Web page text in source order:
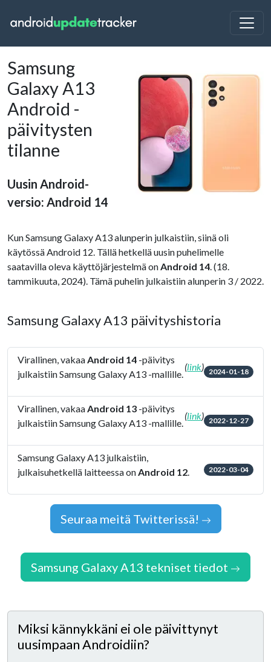
Samsung
Galaxy A13
Android -
päivitysten
tilanne
Uusin Android-
versio: Android 14
Kun Samsung Galaxy A13 alunperin julkaistiin, siinä oli
käytössä Android 12. Tällä hetkellä uusin puhelimelle
saatavilla oleva käyttöjärjestelmä onAndroid 14. (18.
tammikuuta, 2024). Tämä puhelin julkaistiin alunperin 3 / 2022.
Samsung Galaxy A13 päivityshistoria
Virallinen, vakaaAndroid 14 -päivitys
julkaistiin Samsung Galaxy A13 -mallille.
(link) 2024-01-18
Virallinen, vakaaAndroid 13 -päivitys
julkaistiin Samsung Galaxy A13 -mallille.
(link) 2022-12-27
Samsung Galaxy A13 julkaistiin,
julkaisuhetkellä laitteessa onAndroid 12. 2022-03-04
Seuraa meitä Twitterissä!
Samsung Galaxy A13 tekniset tiedot
Miksi kännykkäni ei ole päivittynyt
uusimpaan Androidiin?